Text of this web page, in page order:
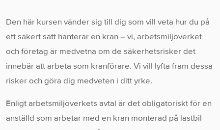
Den här kursen vänder sig till dig som vill veta hur du på
ett säkert sätt hanterar en kran – vi, arbetsmiljöverket
och företag är medvetna om de säkerhetsrisker det
innebär att arbeta som kranförare. Vi vill lyfta fram dessa
risker och göra dig medveten i ditt yrke.
Enligt arbetsmiljöverkets avtal är det obligatoriskt för en
anställd som arbetar med en kran monterad på lastbil